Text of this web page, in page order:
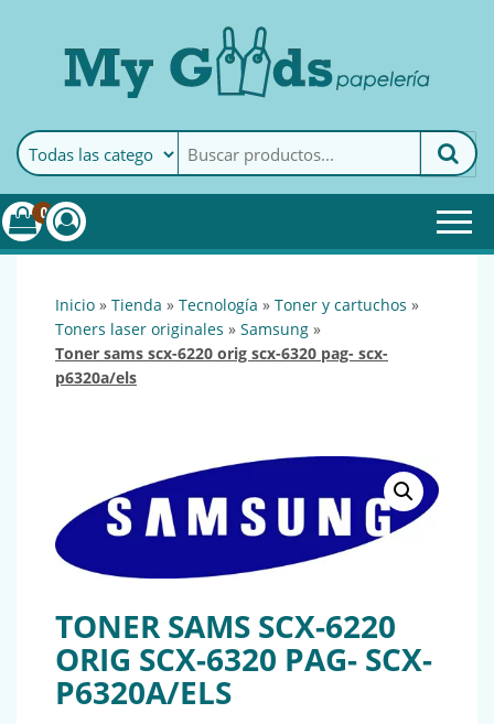
MyGoods · PapeleríaMy Goods es tu papelería
online de confianza. Podrás
encontrar todo lo necesario
0
inicio » tienda » tecnología » toner y cartuchos »
toners laser originales » samsung »
toner sams scx-6220 orig scx-6320 pag- scx-
p6320a/els
TONER SAMS SCX-6220
ORIG SCX-6320 PAG- SCX-
P6320A/ELS